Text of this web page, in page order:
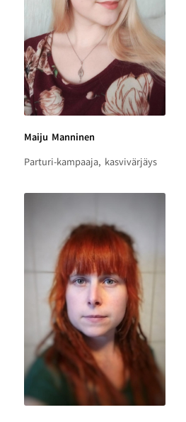
Maiju Manninen
Parturi-kampaaja, kasvivärjäys